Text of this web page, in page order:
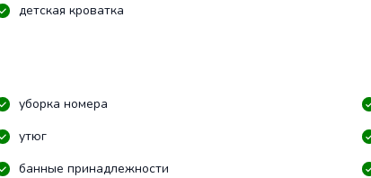
детская кроватка
уборка номера
утюг
банные принадлежности